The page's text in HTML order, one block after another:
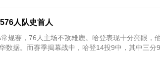
人队史首人
规赛，76人主场不敌雄鹿。哈登表现十分亮眼，
数据。而赛季揭幕战中，哈登14投9中，其中三分